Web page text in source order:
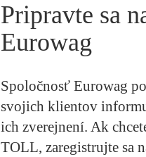
Pripravte sa
Eurowag
Spoločnosť Eurowag
svojich klientov
ich zverejnení. Ak
TOLL, zaregistrujte sa